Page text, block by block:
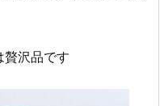
沢品です